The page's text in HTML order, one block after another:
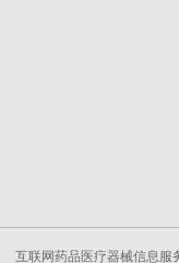
互联网药品医疗器械信息